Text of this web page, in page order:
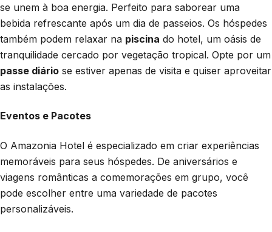
se unem à boa energia. Perfeito para saborear uma
bebida refrescante após um dia de passeios. Os hóspedes
também podem relaxar na piscina do hotel, um oásis de
tranquilidade cercado por vegetação tropical. Opte por um
passe diário se estiver apenas de visita e quiser aproveitar
as instalações.
Eventos e Pacotes
O Amazonia Hotel é especializado em criar experiências
memoráveis para seus hóspedes. De aniversários e
viagens românticas a comemorações em grupo, você
pode escolher entre uma variedade de pacotes
personalizáveis.